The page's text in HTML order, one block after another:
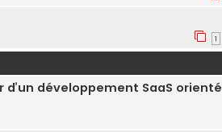
1
développement SaaS orienté